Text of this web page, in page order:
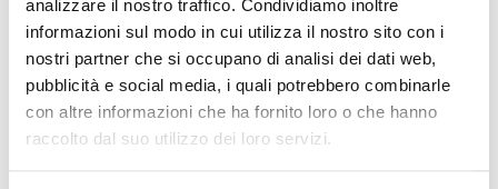
analizzare il nostro traffico. Condividiamo inoltre
informazioni sul modo in cui utilizza il nostro sito con i
nostri partner che si occupano di analisi dei dati web,
pubblicità e social media, i quali potrebbero combinarle
con altre informazioni che ha fornito loro o che hanno
raccolto dal suo utilizzo dei loro servizi.
gruppo TAHOKA che indica l'acquisto delle sue azioni e il
rimborso del suo prestito.
Le tre fasi di implementazione del progetto, supervisionate